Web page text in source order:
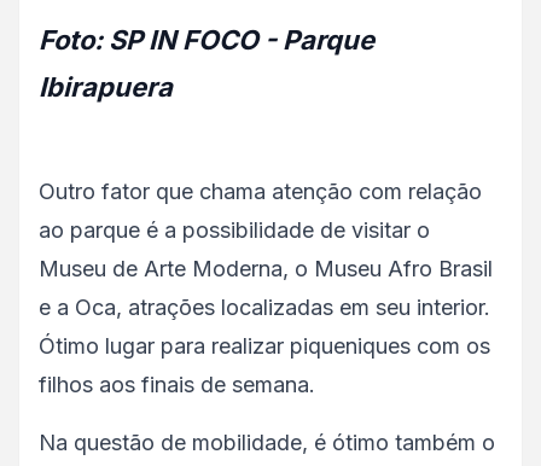
Foto: SP IN FOCO - Parque
Ibirapuera
Outro fator que chama atenção com relação
ao parque é a possibilidade de visitar o
Museu de Arte Moderna, o Museu Afro Brasil
e a Oca, atrações localizadas em seu interior.
Ótimo lugar para realizar piqueniques com os
filhos aos finais de semana.
Na questão de mobilidade, é ótimo também o